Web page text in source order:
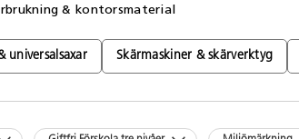
& kontorsmaterial
universalsaxar Skärmaskiner & skärverktyg